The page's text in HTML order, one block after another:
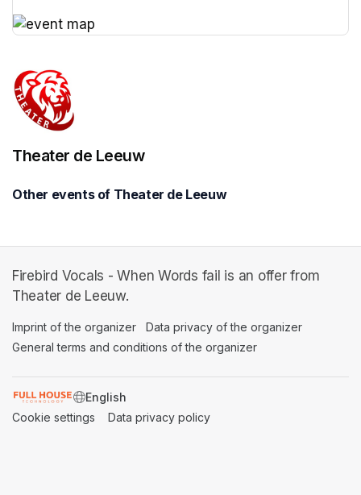
Theater de Leeuw
Other events of Theater de Leeuw
Firebird Vocals - When Words fail is an offer from
Theater de Leeuw.
Imprint of the organizer (opens in a new tab)
Data privacy of the organizer
General terms and conditions of the organizer
SWITCH LANGUAGE
Cookie settings (opens in a new tab)
Data privacy policy